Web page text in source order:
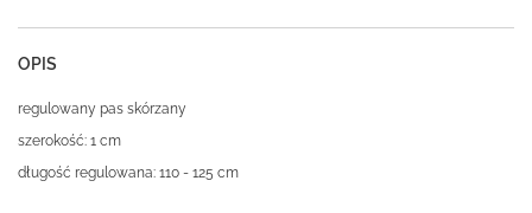
OPIS
regulowany pas skórzany
szerokość: 1 cm
długość regulowana: 110 - 125 cm